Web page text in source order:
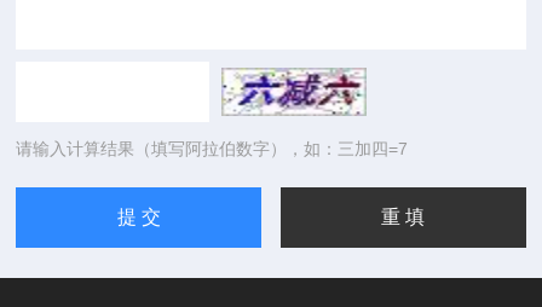
请输入计算结果（填写阿拉伯数字），如：三加四=7